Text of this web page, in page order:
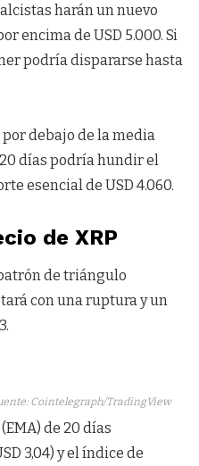
harán un nuevo
encima de USD 5.000. Si
podría dispararse hasta
debajo de la media
días podría hundir el
esencial de USD 4.060.
de XRP
de triángulo
con una ruptura y un
Cointelegraph/TradingView
de 20 días
3,04) y el índice de